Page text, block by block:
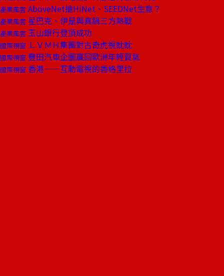
產業風雲 AboveNet搶HiNet、SEEDNet生意？
產業風雲 星巴克、伊是與真鍋三方熱戰
產業風雲 玉山銀行登頂成功
國際視窗 ＬＶＭＨ集團對古奇虎視眈眈
國際視窗 豐田汽車企圖贏回歐洲年輕買氣
國際視窗 香港——互動電視的香格里拉